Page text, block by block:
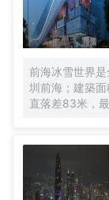
前海冰雪世界
圳前海；建築
直落差83米，